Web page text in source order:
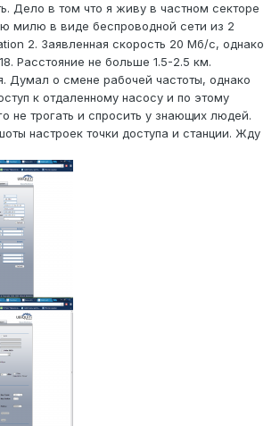
Дело в том что я живу в частном секторе
милю в виде беспроводной сети из 2
2. Заявленная скорость 20 Мб/c, однако
Расстояние не больше 1.5-2.5 км.
Думал о смене рабочей частоты, однако
к отдаленному насосу и по этому
не трогать и спросить у знающих людей.
настроек точки доступа и станции. Жду